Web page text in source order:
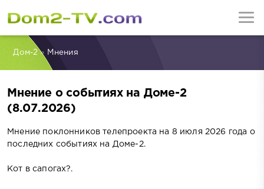
Дом-2» Мнения
Мнение о событиях на Доме-2
(8.07.2026)
Мнение поклонников телепроекта на 8 июля 2026 года о
последних событиях на Доме-2.
Кот в сапогах?.